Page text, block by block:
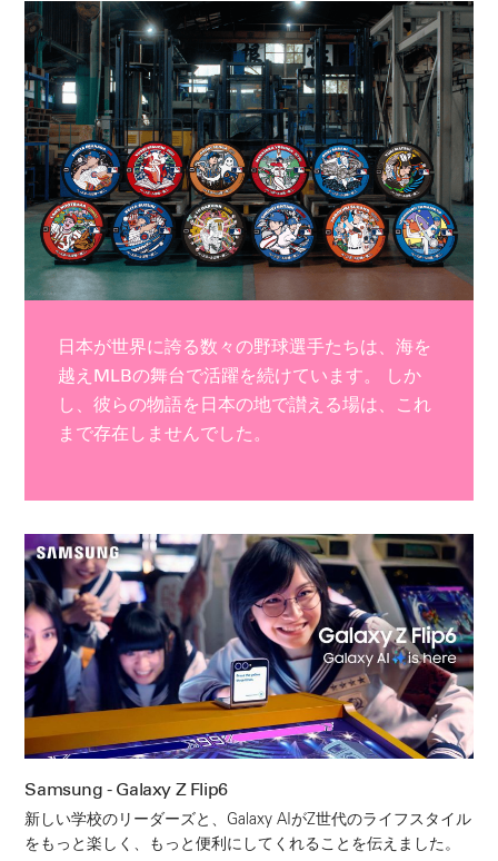
日本が世界に誇る数々の野球選手たちは、海を
越えMLBの舞台で活躍を続けています。 しか
し、彼らの物語を日本の地で讃える場は、これ
まで存在しませんでした。
Samsung - Galaxy Z Flip6
新しい学校のリーダーズと、Galaxy AIがZ世代のライフスタイル
をもっと楽しく、もっと便利にしてくれることを伝えました。